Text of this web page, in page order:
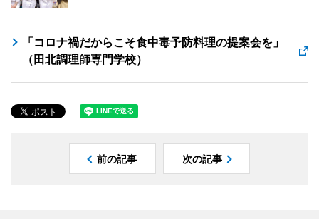
「コロナ禍だからこそ食中毒予防料理の提案会を」
（田北調理師専門学校）
前の記事 次の記事